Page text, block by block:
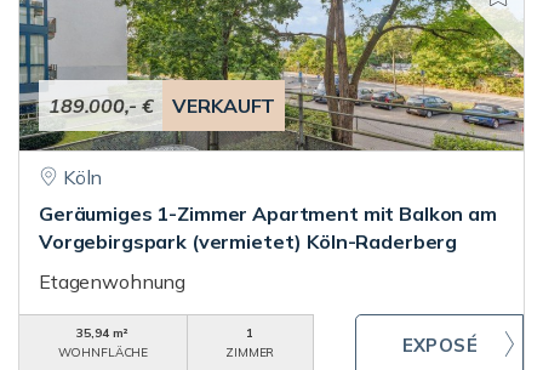
189.000,- € VERKAUFT
Köln
Geräumiges 1-Zimmer Apartment mit Balkon am
Vorgebirgspark (vermietet) Köln-Raderberg
Etagenwohnung
35,94 m²
WOHNFLÄCHE
1
ZIMMER